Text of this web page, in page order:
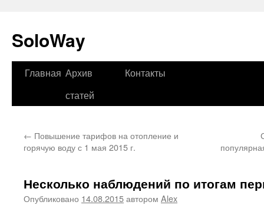
SoloWay
Перейти
Главная Архив
статей
Контакты
← Повышение тарифов на отопление и
горячую воду с 1 мая 2015 г.
Несколько наблюдений по итогам
Опубликовано 14.08.2015автором Alex